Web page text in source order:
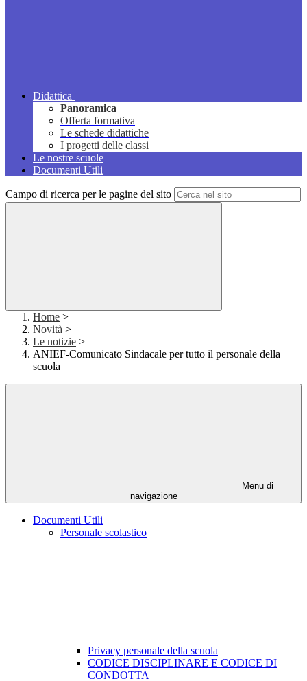
Didattica
Panoramica
Offerta formativa
Le schede didattiche
I progetti delle classi
Le nostre scuole
Documenti Utili
Campo di ricerca per le pagine del sito
Home >
Novità >
Le notizie >
ANIEF-Comunicato Sindacale per tutto il personale della
scuola
Menu di
navigazione
Documenti Utili
Personale scolastico
Privacy personale della scuola
CODICE DISCIPLINARE E CODICE DI
CONDOTTA